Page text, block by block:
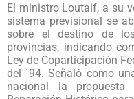
El ministro Loutaif, a su
sistema previsional se
sobre el destino de
provincias, indicando
Ley de Coparticipación
del ´94. Señaló como
nacional la